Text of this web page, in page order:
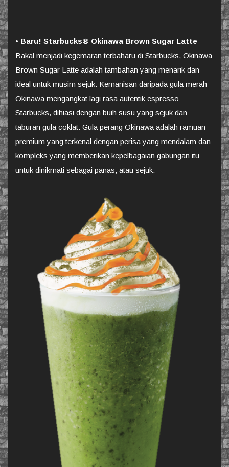
• Baru! Starbucks® Okinawa Brown Sugar Latte
Bakal menjadi kegemaran terbaharu di Starbucks, Okinawa
Brown Sugar Latte adalah tambahan yang menarik dan
ideal untuk musim sejuk. Kemanisan daripada gula merah
Okinawa mengangkat lagi rasa autentik espresso
Starbucks, dihiasi dengan buih susu yang sejuk dan
taburan gula coklat. Gula perang Okinawa adalah ramuan
premium yang terkenal dengan perisa yang mendalam dan
kompleks yang memberikan kepelbagaian gabungan itu
untuk dinikmati sebagai panas, atau sejuk.